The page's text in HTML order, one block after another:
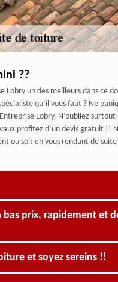
??
un des meilleurs dans ce
qu’il vous faut ? Ne
Lobry. N’oubliez
profitez d’un devis gratuit !!
ou soit en vous rendant de suite
bas prix, rapidement et
et soyez sereins !!